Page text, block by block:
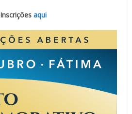
Inscrições aqui